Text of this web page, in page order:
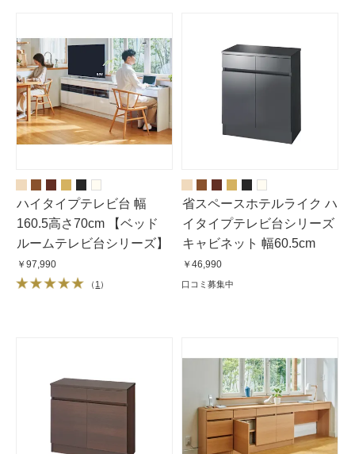
ハイタイプテレビ台 幅
160.5高さ70cm 【ベッド
ルームテレビ台シリーズ】
￥97,990
（ 1 ）
省スペースホテルライク ハ
イタイプテレビ台シリーズ
キャビネット 幅60.5cm
￥46,990
口コミ募集中